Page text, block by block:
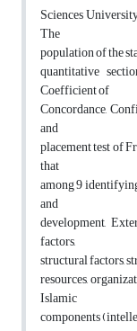
Sciences
The
population of the
quantitative
Coefficient of
Concordance,
and
placement test of
that
among 9
and
development,
factors,
structural factors,
resources,
Islamic
components